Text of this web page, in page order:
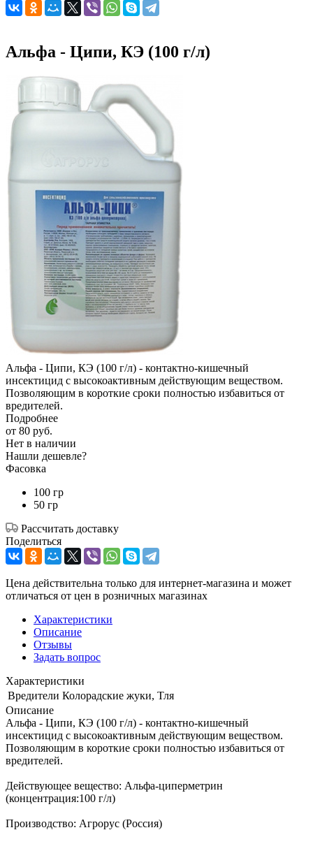
Альфа - Ципи, КЭ (100 г/л)
Альфа - Ципи, КЭ (100 г/л) - контактно-кишечный
инсектицид с высокоактивным действующим веществом.
Позволяющим в короткие сроки полностью избавиться от
вредителей.
Подробнее
от 80 руб.
Нет в наличии
Нашли дешевле?
Фасовка
100 гр
50 гр
Рассчитать доставку
Поделиться
Цена действительна только для интернет-магазина и может
отличаться от цен в розничных магазинах
Характеристики
Описание
Отзывы
Задать вопрос
Характеристики
Вредители Колорадские жуки, Тля
Описание
Альфа - Ципи, КЭ (100 г/л) - контактно-кишечный
инсектицид с высокоактивным действующим веществом.
Позволяющим в короткие сроки полностью избавиться от
вредителей.
Действующее вещество: Альфа-циперметрин
(концентрация:100 г/л)
Производство: Агрорус (Россия)